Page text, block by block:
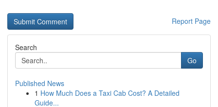
Report Page
Search
Go
Published News
1 How Much Does a Taxi Cab Cost? A Detailed
Guide...